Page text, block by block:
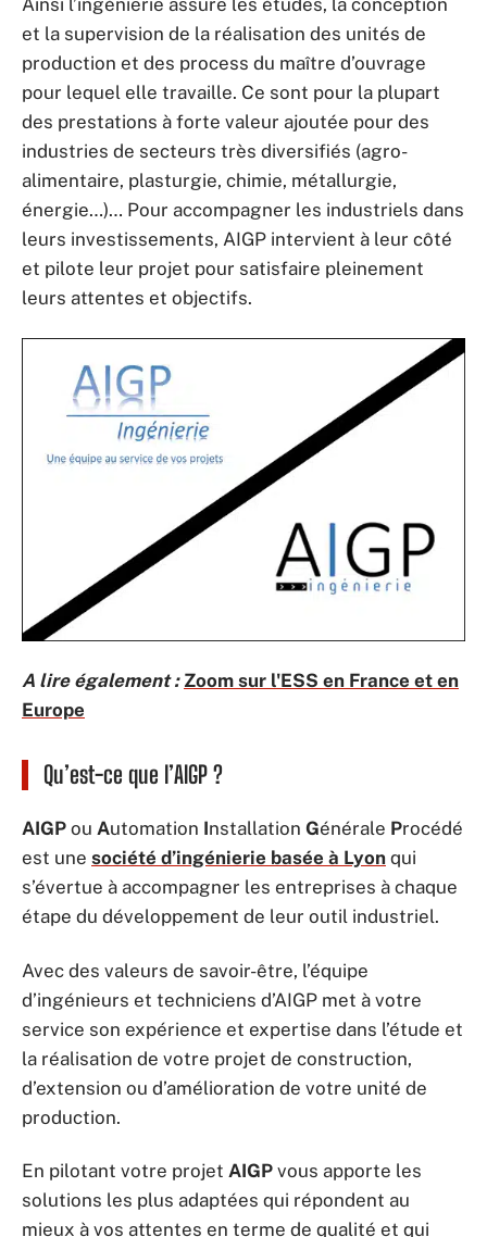
Ainsi l’ingénierie assure les études, la conception
et la supervision de la réalisation des unités de
production et des process du maître d’ouvrage
pour lequel elle travaille. Ce sont pour la plupart
des prestations à forte valeur ajoutée pour des
industries de secteurs très diversifiés (agro-
alimentaire, plasturgie, chimie, métallurgie,
énergie…)… Pour accompagner les industriels dans
leurs investissements, AIGP intervient à leur côté
et pilote leur projet pour satisfaire pleinement
leurs attentes et objectifs.
A lire également : Zoom sur l'ESS en France et en
Europe
Qu’est-ce que l’AIGP ?
AIGP ou Automation Installation Générale Procédé
est une société d’ingénierie basée à Lyon qui
s’évertue à accompagner les entreprises à chaque
étape du développement de leur outil industriel.
Avec des valeurs de savoir-être, l’équipe
d’ingénieurs et techniciens d’AIGP met à votre
service son expérience et expertise dans l’étude et
la réalisation de votre projet de construction,
d’extension ou d’amélioration de votre unité de
production.
En pilotant votre projet AIGP vous apporte les
solutions les plus adaptées qui répondent au
mieux à vos attentes en terme de qualité et qui